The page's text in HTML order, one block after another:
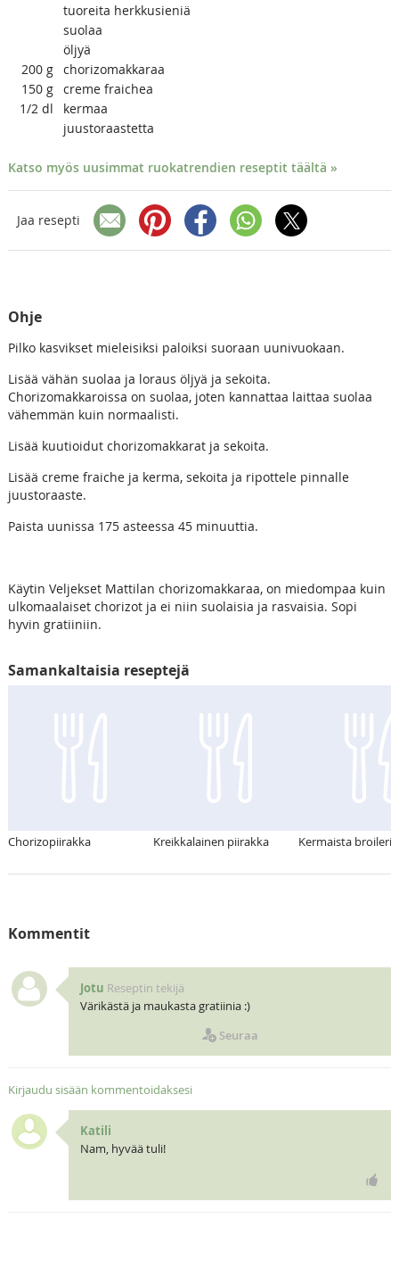
tuoreita herkkusieniä
suolaa
öljyä
200 g chorizomakkaraa
150 g creme fraichea
1/2 dl
kermaa
juustoraastetta
Katso myös uusimmat ruokatrendien reseptit täältä »
Jaa resepti
Ohje
Pilko kasvikset mieleisiksi paloiksi suoraan uunivuokaan.
Lisää vähän suolaa ja loraus öljyä ja sekoita.
Chorizomakkaroissa on suolaa, joten kannattaa laittaa suolaa
vähemmän kuin normaalisti.
Lisää kuutioidut chorizomakkarat ja sekoita.
Lisää creme fraiche ja kerma, sekoita ja ripottele pinnalle
juustoraaste.
Paista uunissa 175 asteessa 45 minuuttia.
Käytin Veljekset Mattilan chorizomakkaraa, on miedompaa kuin
ulkomaalaiset chorizot ja ei niin suolaisia ja rasvaisia. Sopi
hyvin gratiiniin.
Samankaltaisia reseptejä
Chorizopiirakka Kreikkalainen piirakka Kermaista
Kommentit
Jotu Reseptin tekijä
Värikästä ja maukasta gratiinia :)
Seuraa
Kirjaudu sisään kommentoidaksesi
Katili
Nam, hyvää tuli!